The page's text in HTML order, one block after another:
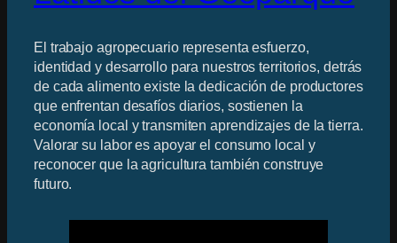
El trabajo agropecuario representa esfuerzo,
identidad y desarrollo para nuestros territorios, detrás
de cada alimento existe la dedicación de productores
que enfrentan desafíos diarios, sostienen la
economía local y transmiten aprendizajes de la tierra.
Valorar su labor es apoyar el consumo local y
reconocer que la agricultura también construye
futuro.